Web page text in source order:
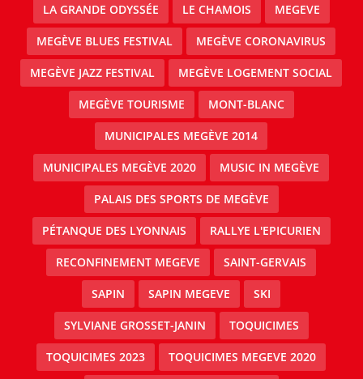
LA GRANDE ODYSSÉE LE CHAMOIS MEGEVE
MEGÈVE BLUES FESTIVAL MEGÈVE CORONAVIRUS
MEGÈVE JAZZ FESTIVAL MEGÈVE LOGEMENT SOCIAL
MEGÈVE TOURISME MONT-BLANC
MUNICIPALES MEGÈVE 2014
MUNICIPALES MEGÈVE 2020 MUSIC IN MEGÈVE
PALAIS DES SPORTS DE MEGÈVE
PÉTANQUE DES LYONNAIS RALLYE L'EPICURIEN
RECONFINEMENT MEGEVE SAINT-GERVAIS
SAPIN SAPIN MEGEVE SKI
SYLVIANE GROSSET-JANIN TOQUICIMES
TOQUICIMES 2023 TOQUICIMES MEGEVE 2020